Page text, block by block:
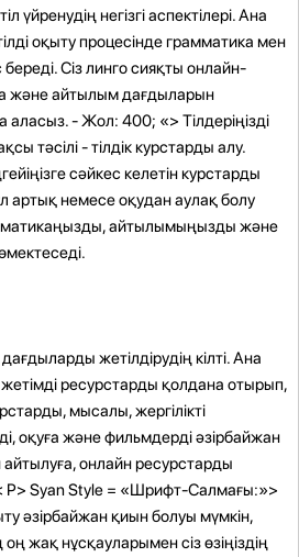
үйренудің негізгі аспектілері. Ана
оқыту процесінде грамматика мен
Сіз линго сияқты онлайн-
және айтылым дағдыларын
аласыз. - Жол: 400; «> Тілдеріңізді
тәсілі - тілдік курстарды алу.
сәйкес келетін курстарды
артық немесе оқудан аулақ болу
айтылымыңызды және
дағдыларды жетілдірудің кілті. Ана
ресурстарды қолдана отырып,
мысалы, жергілікті
оқуға және фильмдерді әзірбайжан
онлайн ресурстарды
P> Syan Style = «Шрифт-Салмағы:»>
әзірбайжан қиын болуы мүмкін,
оң жақ нұсқауларымен сіз өзіңіздің